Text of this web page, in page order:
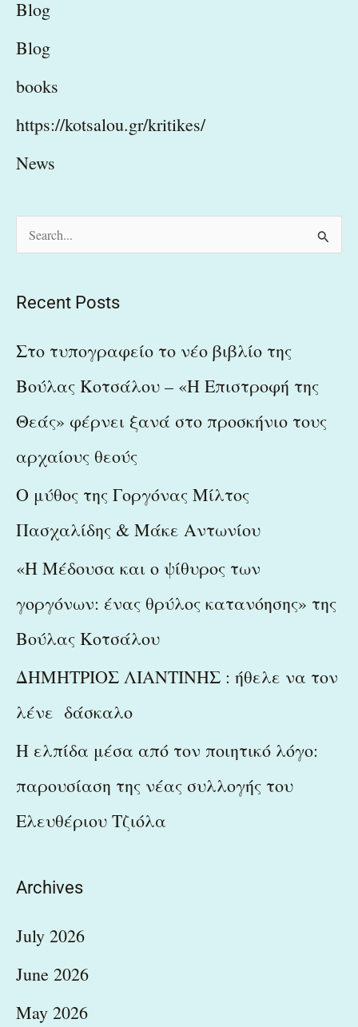
Blog
Blog
books
https://kotsalou.gr/kritikes/
News
c
f
o
Recent Posts
Στο τυπογραφείο το νέο βιβλίο της
Βούλας Κοτσάλου – «Η Επιστροφή της
Θεάς» φέρνει ξανά στο προσκήνιο τους
αρχαίους θεούς
Ο μύθος της Γοργόνας Μίλτος
Πασχαλίδης & Μάκε Αντωνίου
«Η Μέδουσα και ο ψίθυρος των
γοργόνων: ένας θρύλος κατανόησης» της
Βούλας Κοτσάλου
ΔΗΜΗΤΡΙΟΣ ΛΙΑΝΤΙΝΗΣ : ήθελε να τον
λένε δάσκαλο
Η ελπίδα μέσα από τον ποιητικό λόγο:
παρουσίαση της νέας συλλογής του
Ελευθέριου Τζιόλα
Archives
July 2026
June 2026
May 2026